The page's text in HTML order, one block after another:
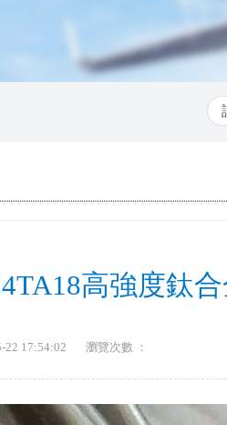
高強度鈦
22 17:54:02 瀏覽次數 ：